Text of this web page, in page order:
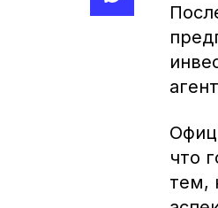
что
тем,